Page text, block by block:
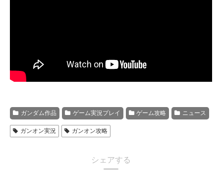
ガンダム作品 ゲーム実況プレイ ゲーム攻略 ニュース
ガンオン実況 ガンオン攻略
シェアする